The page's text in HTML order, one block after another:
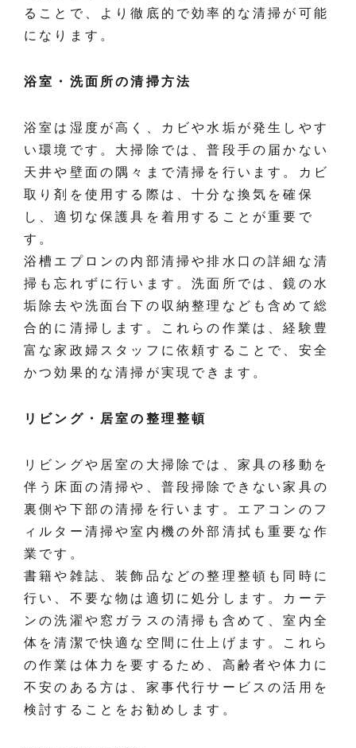
ることで、より徹底的で効率的な清掃が可能
になります。
浴室・洗面所の清掃方法
浴室は湿度が高く、カビや水垢が発生しやす
い環境です。大掃除では、普段手の届かない
天井や壁面の隅々まで清掃を行います。カビ
取り剤を使用する際は、十分な換気を確保
し、適切な保護具を着用することが重要で
す。
浴槽エプロンの内部清掃や排水口の詳細な清
掃も忘れずに行います。洗面所では、鏡の水
垢除去や洗面台下の収納整理なども含めて総
合的に清掃します。これらの作業は、経験豊
富な家政婦スタッフに依頼することで、安全
かつ効果的な清掃が実現できます。
リビング・居室の整理整頓
リビングや居室の大掃除では、家具の移動を
伴う床面の清掃や、普段掃除できない家具の
裏側や下部の清掃を行います。エアコンのフ
ィルター清掃や室内機の外部清拭も重要な作
業です。
書籍や雑誌、装飾品などの整理整頓も同時に
行い、不要な物は適切に処分します。カーテ
ンの洗濯や窓ガラスの清掃も含めて、室内全
体を清潔で快適な空間に仕上げます。これら
の作業は体力を要するため、高齢者や体力に
不安のある方は、家事代行サービスの活用を
検討することをお勧めします。